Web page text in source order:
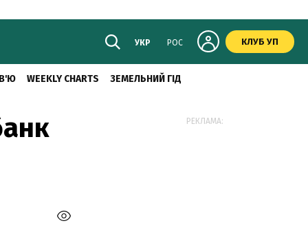
УКР РОС КЛУБ УП
WEEKLY CHARTS ЗЕМЕЛЬНИЙ ГІД
РЕКЛАМА: